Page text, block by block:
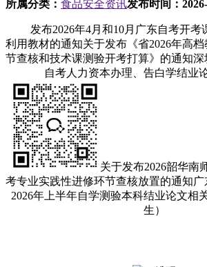
所属分类： 食品安全资讯发布时间：
发布2026年4月和10月广东自考开考
利用教材的通知关于发布《省2026年高
节查核和技术课测验开考打算》的通知深
自考人力资本办理、告白学结业
关于发布2026韶华南
考专业实践性进修环节查核放置的通知
2026年上半年自学测验本科结业论文相
生）